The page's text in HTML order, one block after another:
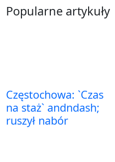
Popularne artykuły
Częstochowa: `Czas
na staż` andndash;
ruszył nabór